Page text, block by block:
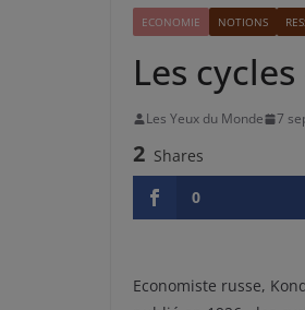
ECONOMIE NOTIONS
Les
Les Yeux du Monde 7
2 Shares
0
Economiste russe,